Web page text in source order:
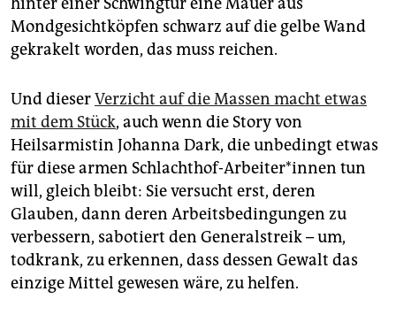
Mondgesichtköpfen schwarz auf die gelbe Wand
gekrakelt worden, das muss reichen.
Und dieserVerzicht auf die Massen macht etwas
mit dem Stück, auch wenn die Story von
Heilsarmistin Johanna Dark, die unbedingt etwas
für diese armen Schlachthof-Arbeiter*innen tun
will, gleich bleibt: Sie versucht erst, deren
Glauben, dann deren Arbeitsbedingungen zu
verbessern, sabotiert den Generalstreik – um,
todkrank, zu erkennen, dass dessen Gewalt das
einzige Mittel gewesen wäre, zu helfen.